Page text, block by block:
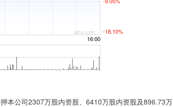
公司2307万股内资股、6410万股内资股及896.73万